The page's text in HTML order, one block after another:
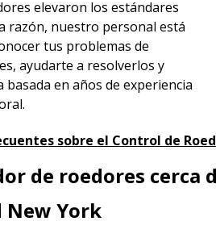
elevaron los estándares
razón, nuestro personal está
tus problemas de
ayudarte a resolverlos y
en años de experiencia
sobre el Control de
de roedores cerca
New York